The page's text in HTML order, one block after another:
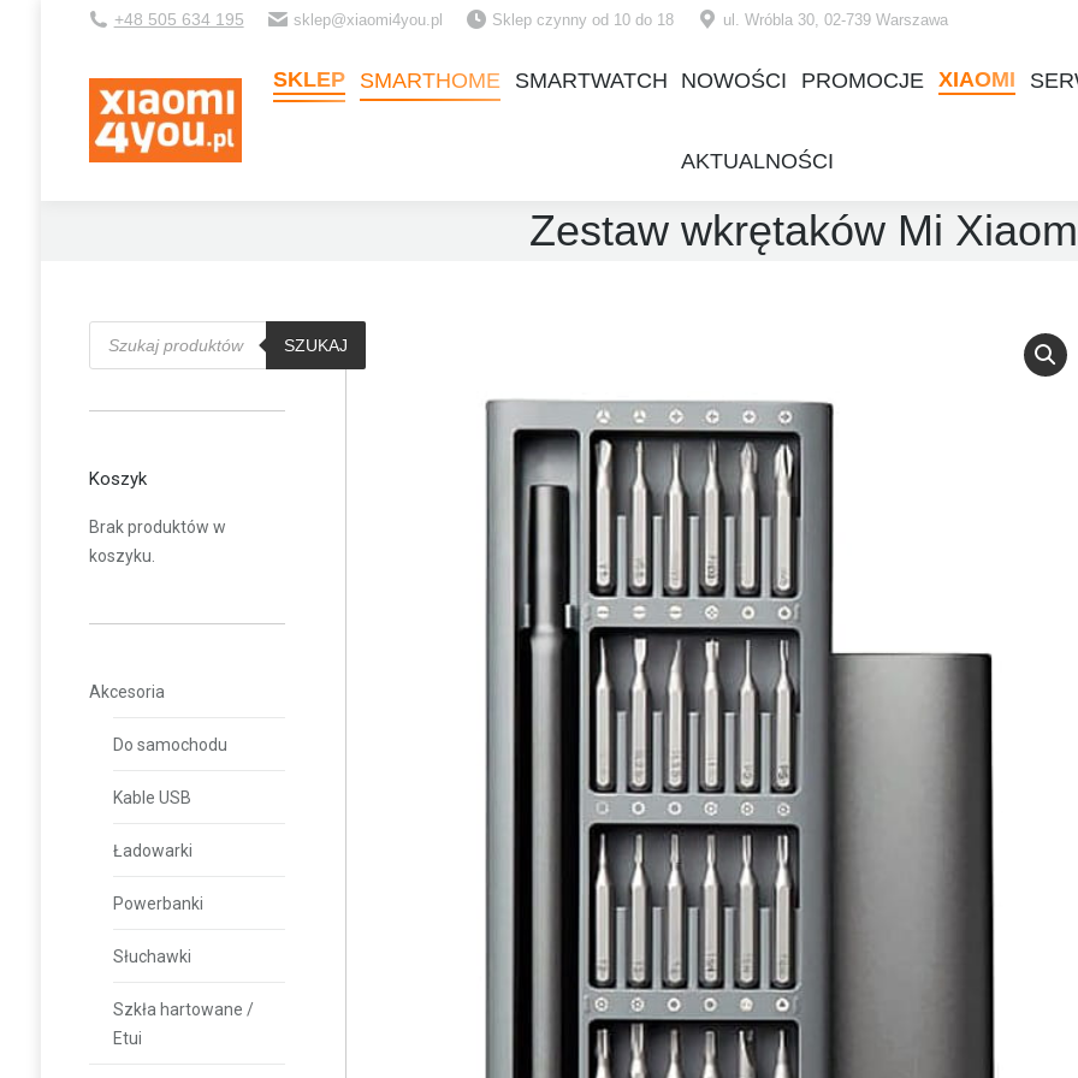
+48 505 634 195 sklep@xiaomi4you.pl Sklep czynny od 10 do 18 ul. Wróbla 30, 02-739 Warszawa
SKLEP SMARTHOME SMARTWATCH NOWOŚCI PROMOCJE XIAOMI
AKTUALNOŚCI
Zestaw wkrętaków Mi
Wyszukiwarka
produktów
SZUKAJ
Koszyk
Brak produktów w
koszyku.
Akcesoria
Do samochodu
Kable USB
Ładowarki
Powerbanki
Słuchawki
Szkła hartowane /
Etui